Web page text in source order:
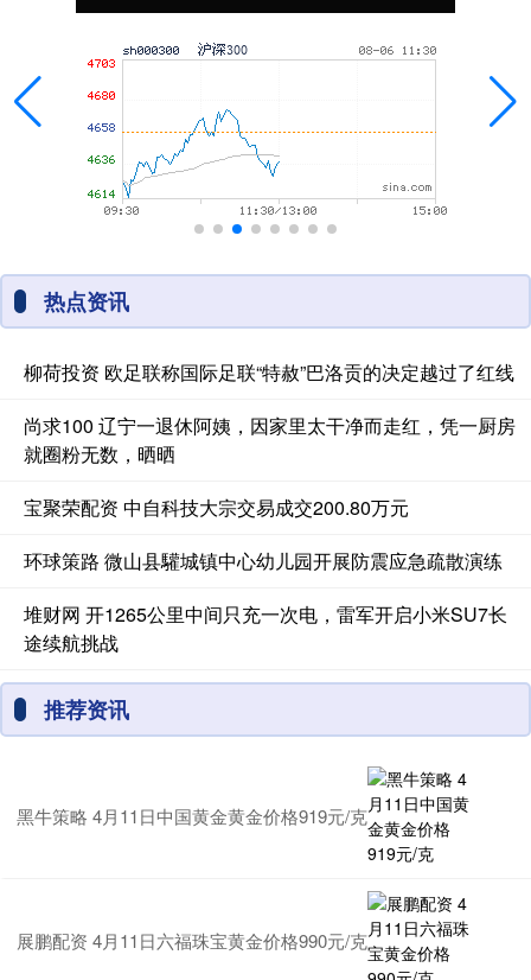
热点资讯
柳荷投资 欧足联称国际足联“特赦”巴洛贡的决定越过了红线
尚求100 辽宁一退休阿姨，因家里太干净而走红，凭一厨房
就圈粉无数，晒晒
宝聚荣配资 中自科技大宗交易成交200.80万元
环球策路 微山县驩城镇中心幼儿园开展防震应急疏散演练
堆财网 开1265公里中间只充一次电，雷军开启小米SU7长
途续航挑战
推荐资讯
黑牛策略 4月11日中国黄金黄金价格919元/克
展鹏配资 4月11日六福珠宝黄金价格990元/克